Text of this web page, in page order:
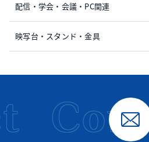
配信・学会・会議・PC関連
映写台・スタンド・金具